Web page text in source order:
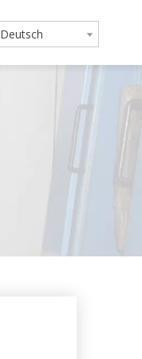
Deutsch